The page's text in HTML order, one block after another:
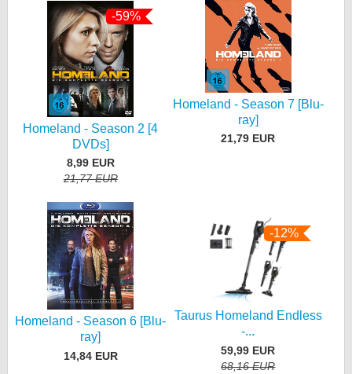
-59%
Homeland - Season 2 [4
DVDs]
8,99 EUR
21,77 EUR
Homeland - Season 7 [Blu-
ray]
21,79 EUR
Homeland - Season 6 [Blu-
ray]
14,84 EUR
-12%
Taurus Homeland Endless
-...
59,99 EUR
68,16 EUR